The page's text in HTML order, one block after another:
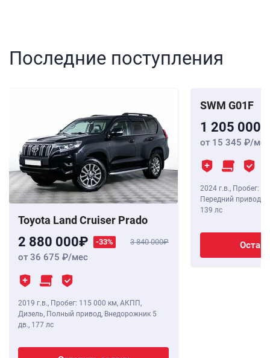
Последние поступления
Toyota Land Cruiser Prado
2 880 000 -33% 3 840 000
от 36 675 /мес
2019 г.в., Пробег: 115 000 км, АКПП,
Дизель, Полный привод, Внедорожник 5
дв., 177 лс
SWM G01F
1 205 000
от 15 345 /мес
2024 г.в., Пробег: 8
Передний привод,
139 лс